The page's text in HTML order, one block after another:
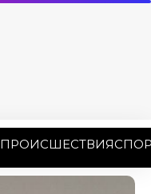
ПРОИСШЕСТВИЯ